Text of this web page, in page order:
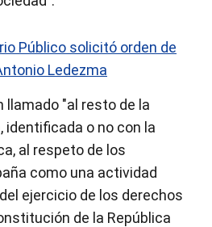
Público solicitó orden de
Ledezma
llamado "al resto de la
identificada o no con la
al respeto de los
como una actividad
ejercicio de los derechos
de la República